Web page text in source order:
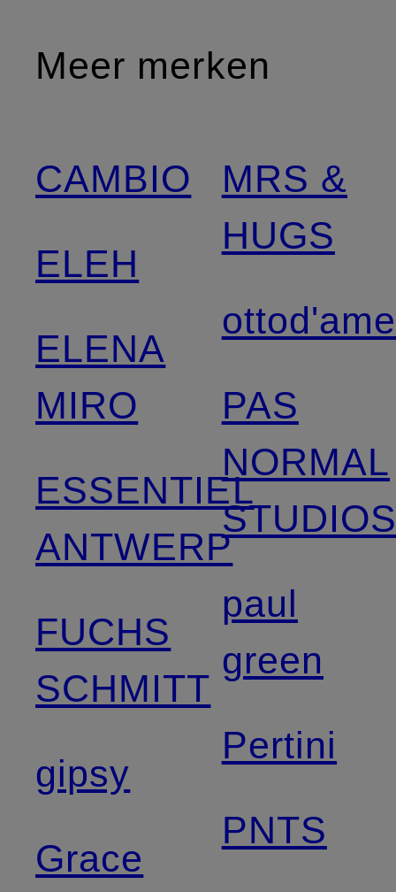
Meer merken
CAMBIO
ELEH
ELENA
MIRO
ESSENTIEL
ANTWERP
FUCHS
SCHMITT
gipsy
Grace
MRS &
HUGS
ottod'ame
PAS
NORMAL
paul
green
Pertini
PNTS